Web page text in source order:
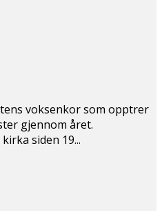
voksenkor som opptrer
gjennom året.
siden 19...